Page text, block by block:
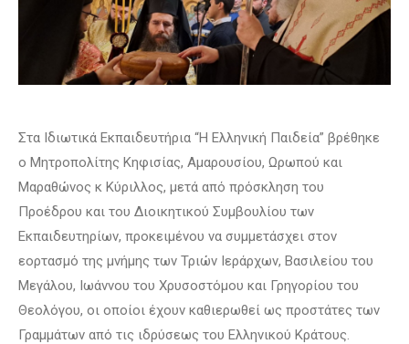
Στα Ιδιωτικά Εκπαιδευτήρια “Η Ελληνική Παιδεία” βρέθηκε
ο Μητροπολίτης Κηφισίας, Αμαρουσίου, Ωρωπού και
Μαραθώνος κ Κύριλλος, μετά από πρόσκληση του
Προέδρου και του Διοικητικού Συμβουλίου των
Εκπαιδευτηρίων, προκειμένου να συμμετάσχει στον
εορτασμό της μνήμης των Τριών Ιεράρχων, Βασιλείου του
Μεγάλου, Ιωάννου του Χρυσοστόμου και Γρηγορίου του
Θεολόγου, οι οποίοι έχουν καθιερωθεί ως προστάτες των
Γραμμάτων από τις ιδρύσεως του Ελληνικού Κράτους.